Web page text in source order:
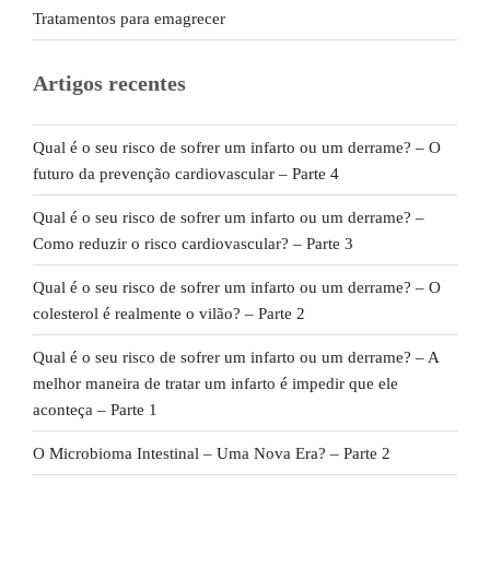
Tratamentos para emagrecer
Artigos recentes
Qual é o seu risco de sofrer um infarto ou um derrame? – O
futuro da prevenção cardiovascular – Parte 4
Qual é o seu risco de sofrer um infarto ou um derrame? –
Como reduzir o risco cardiovascular? – Parte 3
Qual é o seu risco de sofrer um infarto ou um derrame? – O
colesterol é realmente o vilão? – Parte 2
Qual é o seu risco de sofrer um infarto ou um derrame? – A
melhor maneira de tratar um infarto é impedir que ele
aconteça – Parte 1
O Microbioma Intestinal – Uma Nova Era? – Parte 2